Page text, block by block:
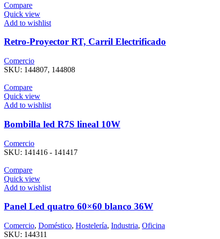
Compare
Quick view
Add to wishlist
Retro-Proyector RT, Carril Electrificado
Comercio
SKU: 144807, 144808
Compare
Quick view
Add to wishlist
Bombilla led R7S lineal 10W
Comercio
SKU: 141416 - 141417
Compare
Quick view
Add to wishlist
Panel Led quatro 60×60 blanco 36W
Comercio, Doméstico, Hostelería, Industria, Oficina
SKU: 144311